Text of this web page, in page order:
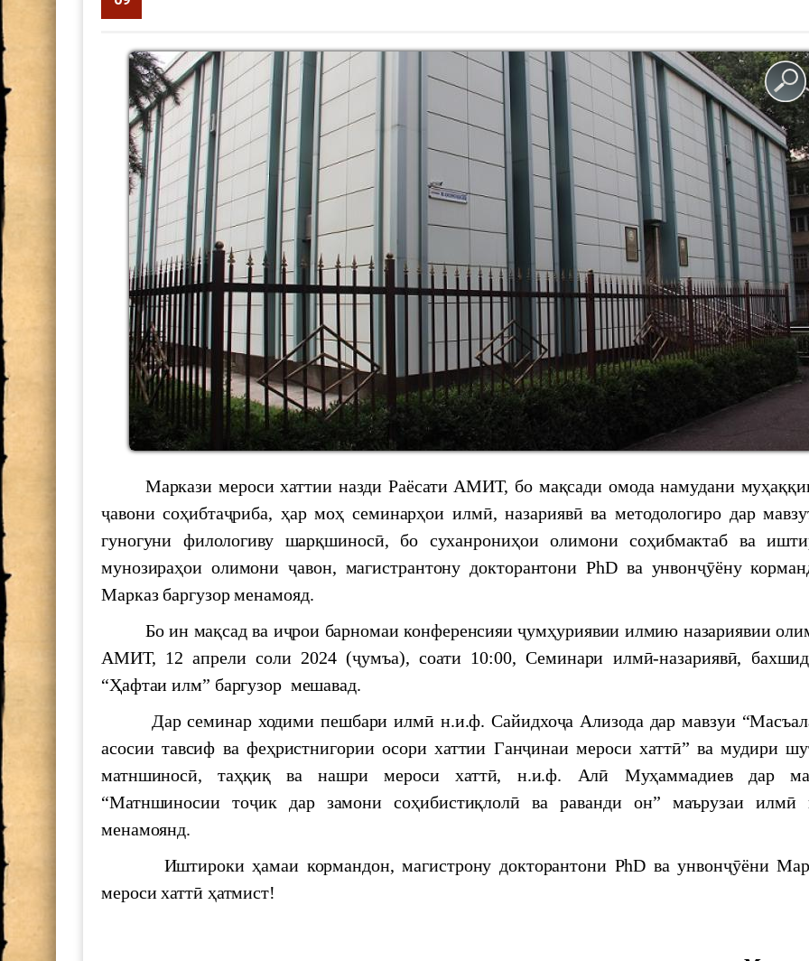
практическая консультация по основным путям расселения древних людей в
Центральной Азии
МАКТУБИ ИТТИЛООТӢ
РӮНАМОИИ КИТОБИ “ТОҶИКОНИ ХУРОСОН: ТАЪРИХ ФАРҲАНГ ВА
САРНАВИШТ”
Минётури нусхаи “Шоҳнома”-и Абулқосим Фирдавсӣ дар Маркази мероси
хаттии назди Раёсати АМИТ, №5955 “Саҳнаи гирифтор шудани Хоқон ба
дасти Рустам”
НОМАИ ИТТИЛООТӢ
Ҷоизаи Раиси шаҳри Душанбе
Мулоқоти посдорони мероси мактуб
he role of young scientists in the development of science, innovation and technology
700 СОЛ БО ҲОФИЗ
МАКТУБИ ИТТИЛООТӢ
Паёми шодбошӣ ба ифтихори Наврӯзи соли 2024
The international scientific-practical conference "Historical and cultural geography
"Shohnoma"
Силсиласеминарҳои илмӣ-методологӣ дар Маркази мероси хаттӣ
БАРГУЗОРИИ МИЗИ МУДАВВАР МИЁНИ ОЛИМОНИ ҶАВОНИ
АКАДЕМИЯИ МИЛЛИИ ИЛМҲОИ ТОҶИКИСТОН
The Executive Secretary of the Economic and Social Commission for Asia and the
Шукӯҳи Истиқлол
Маркази мероси хаттии назди Раёсати АМИТ, бо мақсади омода намудани
ҷавони соҳибтаҷриба, ҳар моҳ семинарҳои илмӣ, назариявӣ ва методологиро дар
гуногуни филологиву шарқшиносӣ, бо суханрониҳои олимони соҳибмактаб ва
мунозираҳои олимони ҷавон, магистрантону докторантони PhD ва унвонҷӯёну
Марказ баргузор менамояд.
Бо ин мақсад ва иҷрои барномаи конференсияи ҷумҳуриявии илмию назариявии
АМИТ, 12 апрели соли 2024 (ҷумъа), соати 10:00, Семинари илмӣ-назариявӣ,
“Ҳафтаи илм” баргузор мешавад.
Дар семинар ходими пешбари илмӣ н.и.ф. Сайидхоҷа Ализода дар мавзуи
асосии тавсиф ва феҳристнигории осори хаттии Ганҷинаи мероси хаттӣ” ва мудири
матншиносӣ, таҳқиқ ва нашри мероси хаттӣ, н.и.ф. Алӣ Муҳаммадиев дар
“Матншиносии тоҷик дар замони соҳибистиқлолӣ ва раванди он” маърузаи илмӣ
менамоянд.
Иштироки ҳамаи кормандон, магистрону докторантони PhD ва унвонҷӯёни
мероси хаттӣ ҳатмист!
ҶОИЗАИ РАИСИ
ШАҲРИ ДУШАНБЕ
МАКТУБИ
ИТТИЛООТӢ